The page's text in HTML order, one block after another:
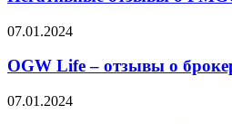
этом
партнёры
PMGO:
правда
или
миф?
OGW
–
о
07.01.2024
OGW Life – отзывы о
Франшиза
07.01.2024